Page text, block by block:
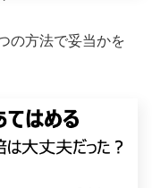
の方法で妥当かを